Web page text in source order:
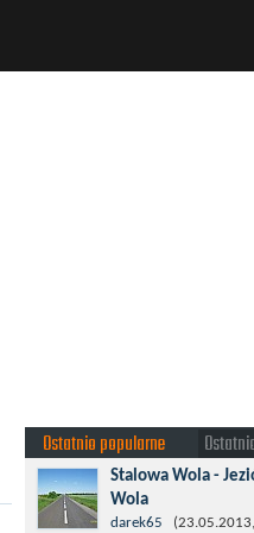
Ostatnio popularne
Stalowa Wola -
Wola
Taki krotki wypad
darek65